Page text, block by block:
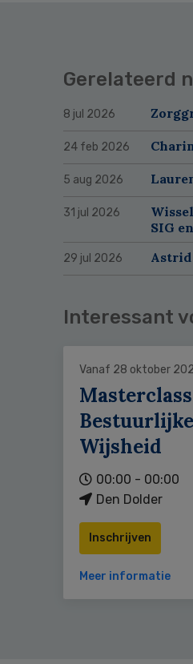
Gerelateerd
8 jul 2026
24 feb 2026
5 aug 2026
31 jul 2026
SIG
29 jul 2026 Astrid
Interessant
Vanaf 28 oktober
Masterclass
Bestuurlijke
Wijsheid
00:00 - 00:00
Den Dolder
Inschrijven
Meer informatie